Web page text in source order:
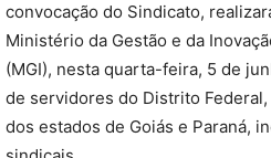
convocação do Sindicato,
Ministério da Gestão e da
(MGI), nesta quarta-feira, 5 de
de servidores do Distrito
dos estados de Goiás e Paraná,